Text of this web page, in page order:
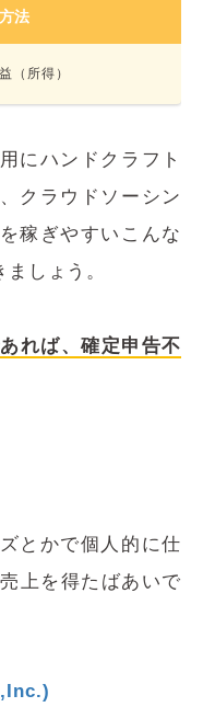
法
所得）
にハンドクラフト
クラウドソーシン
稼ぎやすいこんな
しょう。
れば、確定申告不
とかで個人的に仕
上を得たばあいで